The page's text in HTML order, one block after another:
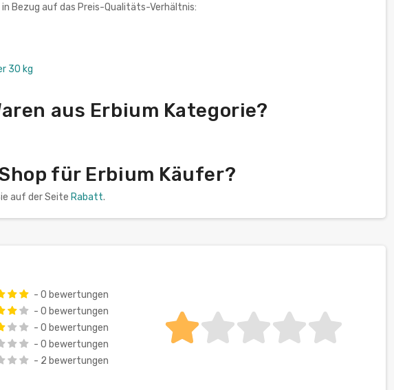
Bezug auf das Preis-Qualitäts-Verhältnis:
30 kg
aus Erbium Kategorie?
für Erbium Käufer?
auf der Seite Rabatt.
- 0 bewertungen
- 0 bewertungen
- 0 bewertungen
- 0 bewertungen
- 2 bewertungen